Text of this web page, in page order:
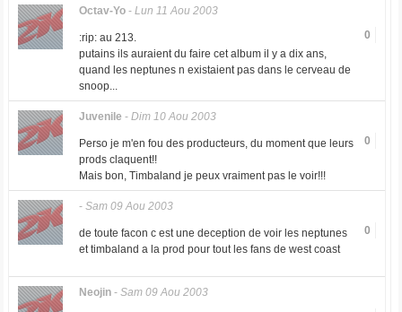
Octav-Yo- Lun 11 Aou 2003
0
:rip: au 213.
putains ils auraient du faire cet album il y a dix ans,
quand les neptunes n existaient pas dans le cerveau de
snoop...
Juvenile - Dim 10 Aou 2003
0
Perso je m'en fou des producteurs, du moment que leurs
prods claquent!!
Mais bon, Timbaland je peux vraiment pas le voir!!!
- Sam 09 Aou 2003
0
de toute facon c est une deception de voir les neptunes
et timbaland a la prod pour tout les fans de west coast
Neojin- Sam 09 Aou 2003